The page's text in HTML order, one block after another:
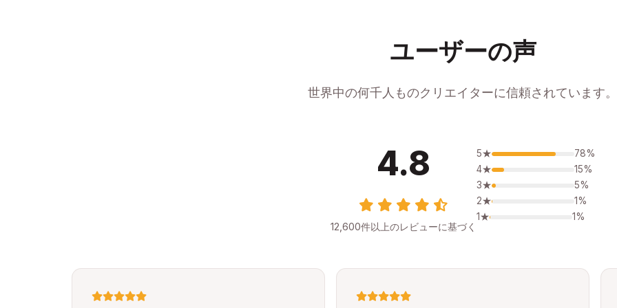
ユーザーの声
世界中の何千人ものクリエイターに信頼されています。
4.8
12,600件以上のレビューに基づく
5★
78%
4★
15%
3★
5%
2★
1%
1★
1%